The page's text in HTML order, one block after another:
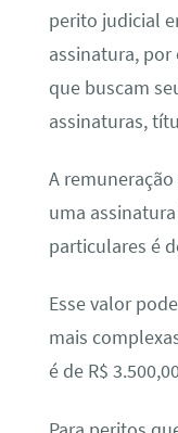
perito judicial
assinatura,
que buscam
assinaturas,
A
uma
particulares é
Esse valor
mais
é de R$